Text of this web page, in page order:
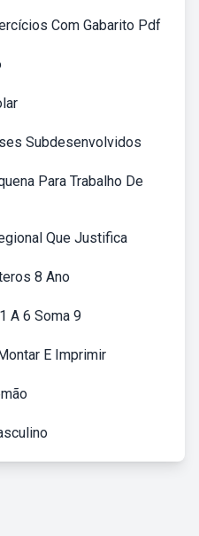
Com Gabarito Pdf
Subdesenvolvidos
Para Trabalho De
Que Justifica
8 Ano
A 6 Soma 9
E Imprimir